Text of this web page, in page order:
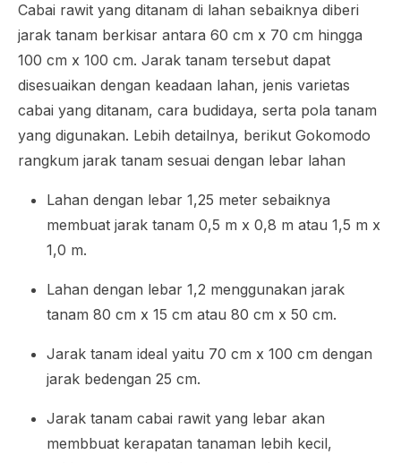
Cabai rawit yang ditanam di lahan sebaiknya diberi
jarak tanam berkisar antara 60 cm x 70 cm hingga
100 cm x 100 cm. Jarak tanam tersebut dapat
disesuaikan dengan keadaan lahan, jenis varietas
cabai yang ditanam, cara budidaya, serta pola tanam
yang digunakan. Lebih detailnya, berikut Gokomodo
rangkum jarak tanam sesuai dengan lebar lahan
Lahan dengan lebar 1,25 meter sebaiknya
membuat jarak tanam 0,5 m x 0,8 m atau 1,5 m x
1,0 m.
Lahan dengan lebar 1,2 menggunakan jarak
tanam 80 cm x 15 cm atau 80 cm x 50 cm.
Jarak tanam ideal yaitu 70 cm x 100 cm dengan
jarak bedengan 25 cm.
Jarak tanam cabai rawit yang lebar akan
membbuat kerapatan tanaman lebih kecil,